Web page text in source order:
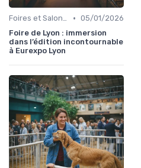
Foires et Salons Grand Public • 05/01/2026
Foire de Lyon : immersion
dans l’édition incontournable
à Eurexpo Lyon